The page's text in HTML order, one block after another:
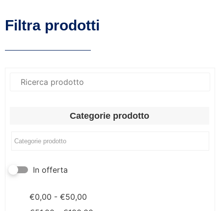
Filtra prodotti
Categorie prodotto
In offerta
€0,00 - €50,00